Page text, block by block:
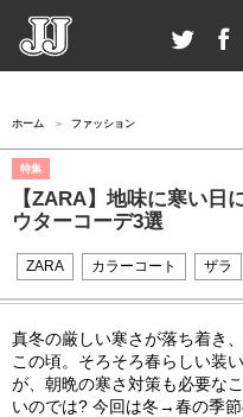
ホーム ファッション
特集
【ZARA】地味に寒い日
ウターコーデ3選
ZARA カラーコート ザラ
真冬の厳しい寒さが落ち着き
この頃。そろそろ春らしい装
が、朝晩の寒さ対策も必要な
いのでは? 今回は冬 → 春の季